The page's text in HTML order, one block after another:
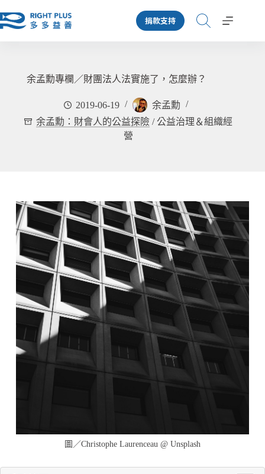
至
捐款支持
余孟勳專欄／財團法人法實施了，怎麼辦？
2019-06-19
余孟勳
余孟勳：財會人的公益探險 /公益治理＆組織經
營
圖／Christophe Laurenceau @ Unsplash